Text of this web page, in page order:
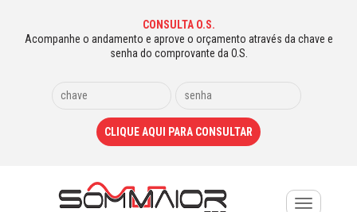
CONSULTA O.S.
Acompanhe o andamento e aprove o orçamento através da chave e
senha do comprovante da O.S.
Toggle